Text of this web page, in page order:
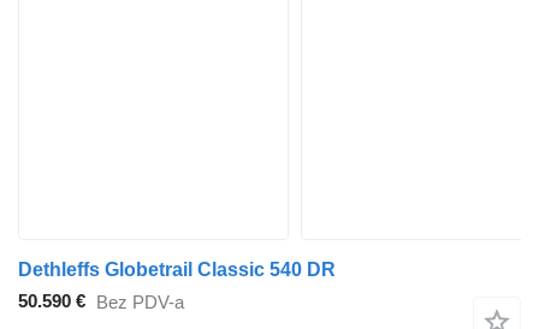
Dethleffs Globetrail Classic 540 DR
50.590 € Bez PDV-a